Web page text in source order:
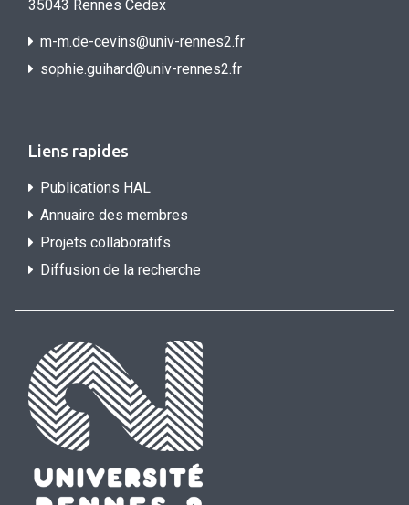
35043 Rennes Cedex
m-m.de-cevins@univ-rennes2.fr
sophie.guihard@univ-rennes2.fr
Liens rapides
Publications HAL
Annuaire des membres
Projets collaboratifs
Diffusion de la recherche